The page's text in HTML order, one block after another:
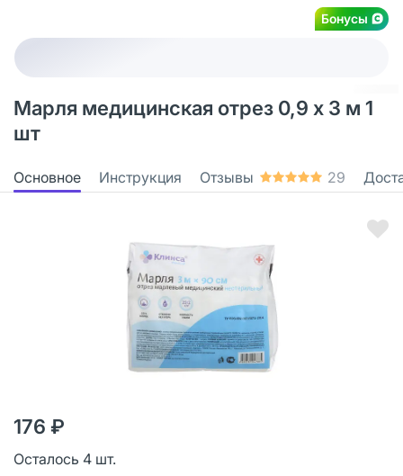
Бонусы
Марля медицинская отрез 0,9 х 3 м 1
шт
Основное Инструкция Отзывы 29
176 ₽
Осталось 4 шт.